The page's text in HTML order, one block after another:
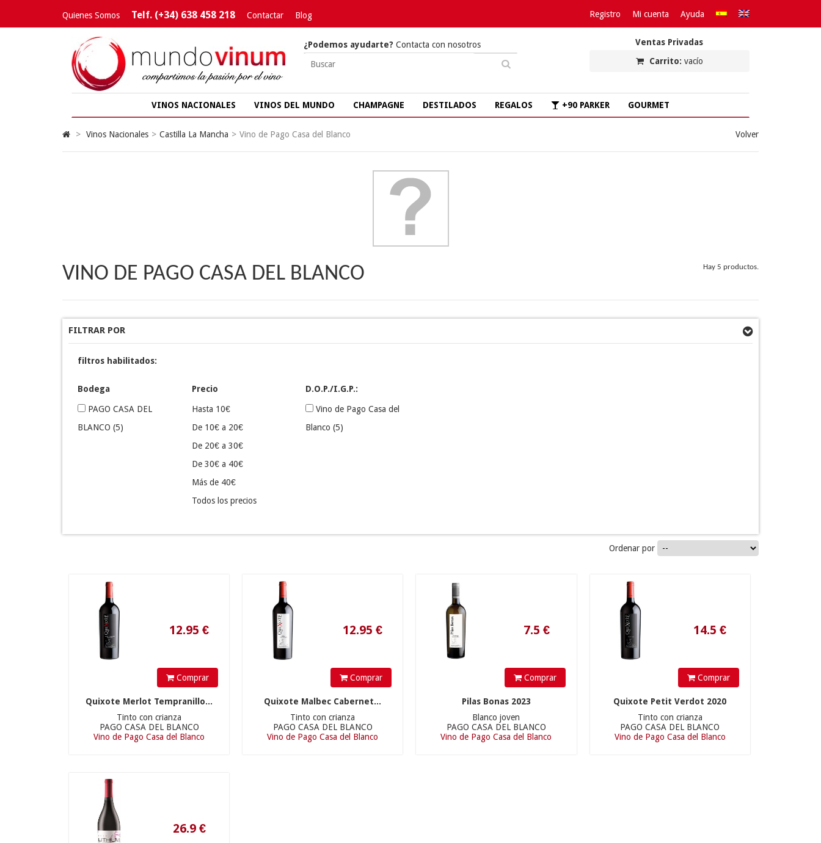
Quienes Somos Telf. (+34) 638 458 218 Contactar Blog Registro Mi cuenta Ayuda
Ventas Privadas
Carrito: vacío
¿Podemos ayudarte? Contacta con nosotros
VINOS NACIONALES VINOS DEL MUNDO CHAMPAGNE DESTILADOS REGALOS +90 PARKER GOURMET
> Vinos Nacionales > Castilla La Mancha > Vino de Pago Casa del Blanco Volver
VINO DE PAGO CASA DEL BLANCO Hay 5 productos.
FILTRAR POR
filtros habilitados:
Bodega
PAGO CASA DEL
BLANCO (5)
Precio
Hasta 10€
De 10€ a 20€
De 20€ a 30€
De 30€ a 40€
Más de 40€
Todos los precios
D.O.P./I.G.P.:
Vino de Pago Casa del
Blanco (5)
Ordenar por
Comprar
Quixote Merlot Tempranillo...
Tinto con crianza
PAGO CASA DEL BLANCO
Vino de Pago Casa del Blanco
Comprar
Quixote Malbec Cabernet...
Tinto con crianza
PAGO CASA DEL BLANCO
Vino de Pago Casa del Blanco
Comprar
Pilas Bonas 2023
Blanco joven
PAGO CASA DEL BLANCO
Vino de Pago Casa del Blanco
Comprar
Quixote Petit Verdot 2020
Tinto con crianza
PAGO CASA DEL BLANCO
Vino de Pago Casa del Blanco